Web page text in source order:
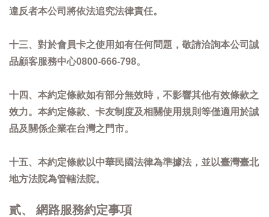
違反者本公司將依法追究法律責任。
十三、對於會員卡之使用如有任何問題，敬請洽詢本公司誠
品顧客服務中心0800-666-798。
十四、本約定條款如有部分無效時，不影響其他有效條款之
效力。本約定條款、卡友制度及相關使用規則等僅適用於誠
品及關係企業在台灣之門市。
十五、本約定條款以中華民國法律為準據法，並以臺灣臺北
地方法院為管轄法院。
貳、 網路服務約定事項